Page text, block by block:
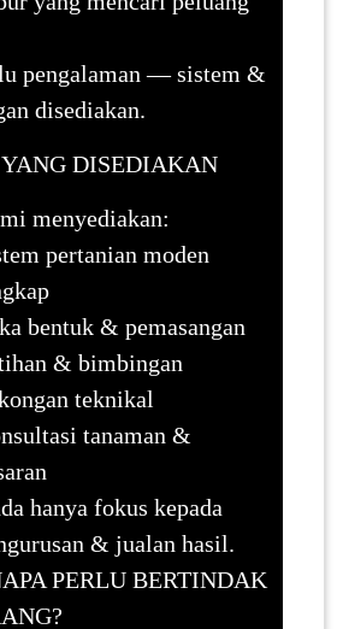
pengalaman — sistem &
disediakan.
YANG DISEDIAKAN
menyediakan:
pertanian moden
bentuk & pemasangan
& bimbingan
teknikal
tanaman &
hanya fokus kepada
& jualan hasil.
PERLU BERTINDAK